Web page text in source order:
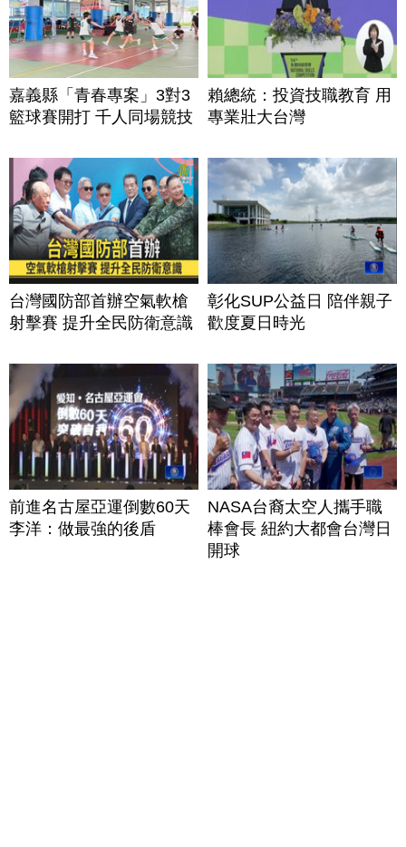
嘉義縣「青春專案」3對3
籃球賽開打 千人同場競技
賴總統：投資技職教育 用
專業壯大台灣
台灣國防部首辦空氣軟槍
射擊賽 提升全民防衛意識
彰化SUP公益日 陪伴親子
歡度夏日時光
前進名古屋亞運倒數60天
李洋：做最強的後盾
NASA台裔太空人攜手職
棒會長 紐約大都會台灣日
開球